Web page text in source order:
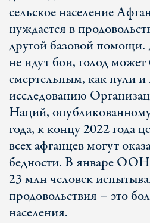
сельское население
нуждается в
другой базовой
не идут бои, голод
смертельным, как пули
исследованию
Наций,
года, к концу 2022 года
всех афганцев могут
бедности. В январе ООН
23 млн человек
продовольствия – это
населения.